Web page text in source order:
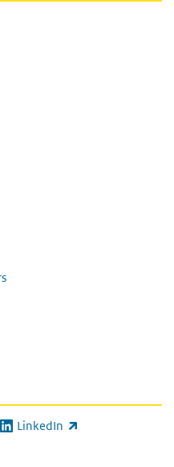
LinkedIn
(externe link)